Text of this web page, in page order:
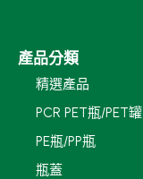
產品分類
精選產品
PCR PET瓶/PET罐
PE瓶/PP瓶
瓶蓋